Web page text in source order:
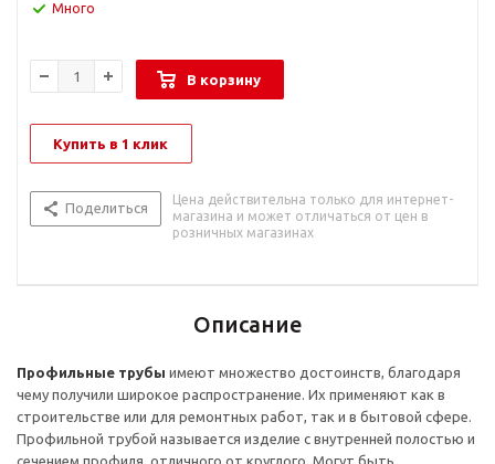
Много
В корзину
Купить в 1 клик
Поделиться
Цена действительна только для интернет-
магазина и может отличаться от цен в
розничных магазинах
Описание
Профильные трубы имеют множество достоинств, благодаря
чему получили широкое распространение. Их применяют как в
строительстве или для ремонтных работ, так и в бытовой сфере.
Профильной трубой называется изделие с внутренней полостью и
сечением профиля, отличного от круглого. Могут быть